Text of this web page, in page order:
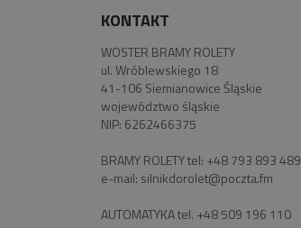
KONTAKT
WOSTER BRAMY ROLETY
ul. Wróblewskiego 18
41-106 Siemianowice Śląskie
województwo śląskie
NIP: 6262466375
BRAMY ROLETY tel: +48 793 893 489
e-mail: silnikdorolet@poczta.fm
AUTOMATYKA tel. +48 509 196 110